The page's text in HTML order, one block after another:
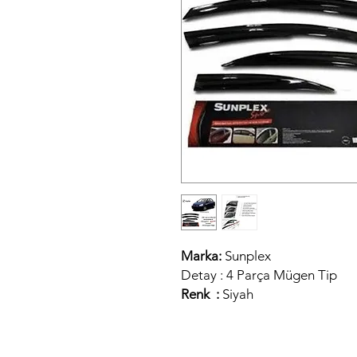
Marka: Sunplex
Detay : 4 Parça Mügen Tip
Renk : Siyah